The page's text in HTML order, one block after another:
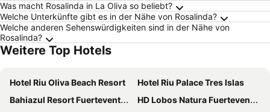
Was macht Rosalinda in La Oliva so beliebt?
Welche Unterkünfte gibt es in der Nähe von Rosalinda?
Welche anderen Sehenswürdigkeiten sind in der Nähe von
Rosalinda?
Weitere Top Hotels
Hotel Riu Oliva Beach Resort
Hotel Riu Palace Tres Islas
Bahiazul Resort Fuerteventura
HD Lobos Natura Fuerteventura